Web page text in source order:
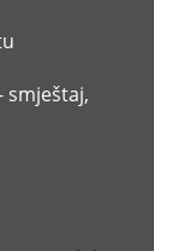
smještaj,